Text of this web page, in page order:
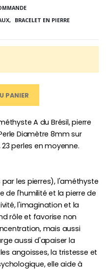
€23.00
BRACELET EN PIERRE
PANIER
A du Brésil, pierre
Diamètre 8mm sur
perles en moyenne.
les pierres), l'améthyste
de l'humilité et la pierre de
l'imagination et la
rôle et favorise non
mais aussi
aussi d'apaiser la
angoisses, la tristesse et
elle aide à